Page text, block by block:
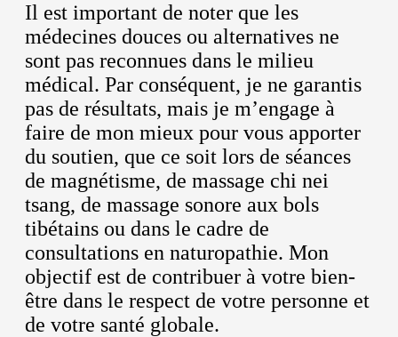
Il est important de noter que les
médecines douces ou alternatives ne
sont pas reconnues dans le milieu
médical. Par conséquent, je ne garantis
pas de résultats, mais je m’engage à
faire de mon mieux pour vous apporter
du soutien, que ce soit lors de séances
de magnétisme, de massage chi nei
tsang, de massage sonore aux bols
tibétains ou dans le cadre de
consultations en naturopathie. Mon
objectif est de contribuer à votre bien-
être dans le respect de votre personne et
de votre santé globale.